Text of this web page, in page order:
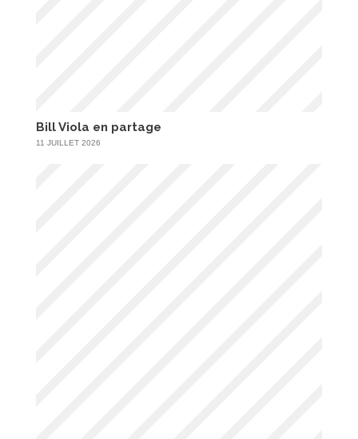
Bill Viola en partage
11 JUILLET 2026